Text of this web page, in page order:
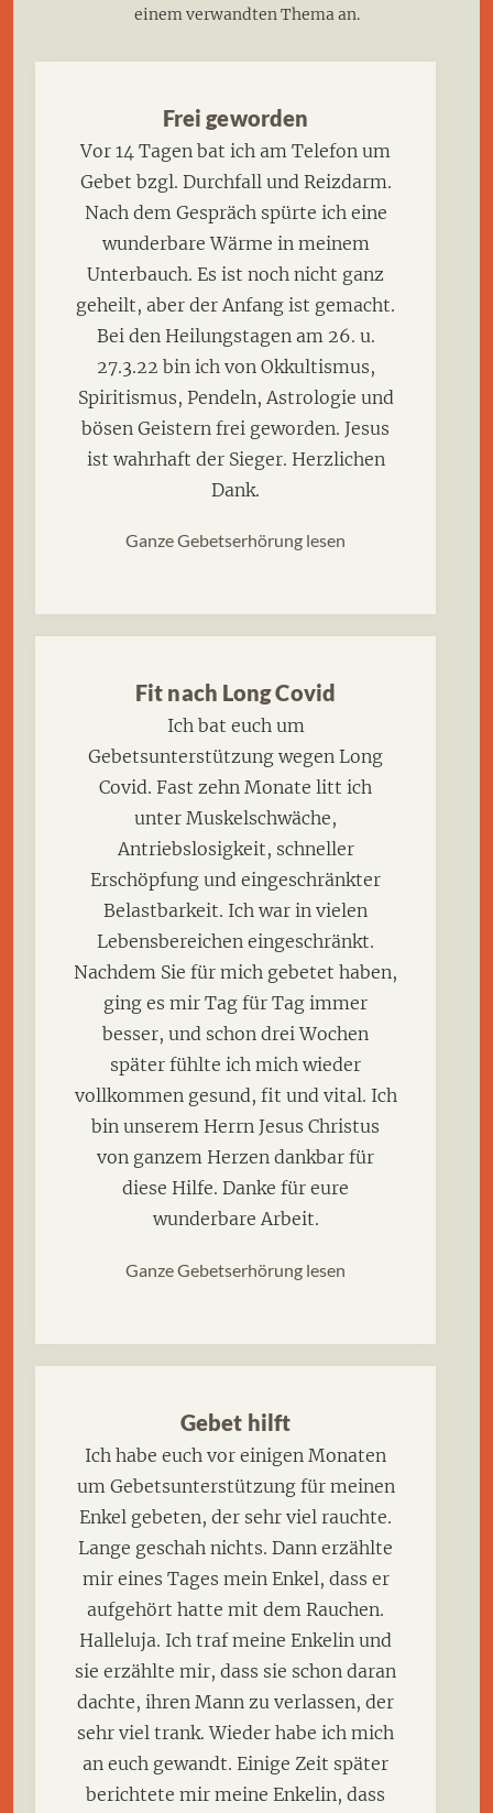
einem verwandten Thema an.
Frei geworden
Vor 14 Tagen bat ich am Telefon um
Gebet bzgl. Durchfall und Reizdarm.
Nach dem Gespräch spürte ich eine
wunderbare Wärme in meinem
Unterbauch. Es ist noch nicht ganz
geheilt, aber der Anfang ist gemacht.
Bei den Heilungstagen am 26. u.
27.3.22 bin ich von Okkultismus,
Spiritismus, Pendeln, Astrologie und
bösen Geistern frei geworden. Jesus
ist wahrhaft der Sieger. Herzlichen
Dank.
Ganze Gebetserhörung lesen
Fit nach Long Covid
Ich bat euch um
Gebetsunterstützung wegen Long
Covid. Fast zehn Monate litt ich
unter Muskelschwäche,
Antriebslosigkeit, schneller
Erschöpfung und eingeschränkter
Belastbarkeit. Ich war in vielen
Lebensbereichen eingeschränkt.
Nachdem Sie für mich gebetet haben,
ging es mir Tag für Tag immer
besser, und schon drei Wochen
später fühlte ich mich wieder
vollkommen gesund, fit und vital. Ich
bin unserem Herrn Jesus Christus
von ganzem Herzen dankbar für
diese Hilfe. Danke für eure
wunderbare Arbeit.
Ganze Gebetserhörung lesen
Gebet hilft
Ich habe euch vor einigen Monaten
um Gebetsunterstützung für meinen
Enkel gebeten, der sehr viel rauchte.
Lange geschah nichts. Dann erzählte
mir eines Tages mein Enkel, dass er
aufgehört hatte mit dem Rauchen.
Halleluja. Ich traf meine Enkelin und
sie erzählte mir, dass sie schon daran
dachte, ihren Mann zu verlassen, der
sehr viel trank. Wieder habe ich mich
an euch gewandt. Einige Zeit später
berichtete mir meine Enkelin, dass